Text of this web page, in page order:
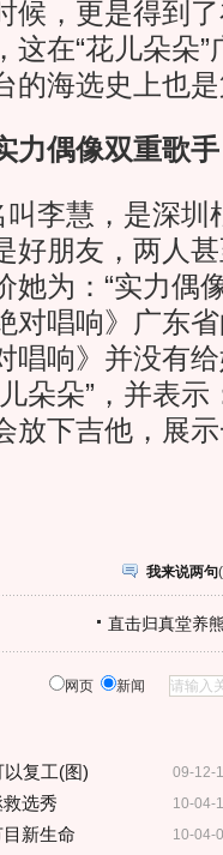
候，更是得到
这在“花儿朵朵
的海选史上也
力偶像双重歌手
李慧，是深圳
好朋友，两人
她为：“实力偶
对唱响》广东
唱响》并没有
朵朵”，并表示
放下吉他，展
我来说两句(
直击归真堂养
网页 新闻
09-12-
复工(图)
10-04-
选秀
10-04-
目新生命